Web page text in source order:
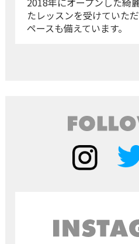
たレッスンを受けていた
ペースも備えています。